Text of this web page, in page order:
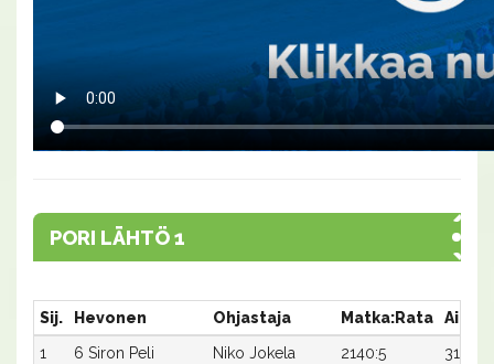
PORI LÄHTÖ 1
Sij. Hevonen Ohjastaja Matka:Rata Aika
1
6 Siron Peli Niko Jokela 2140:5 31,6